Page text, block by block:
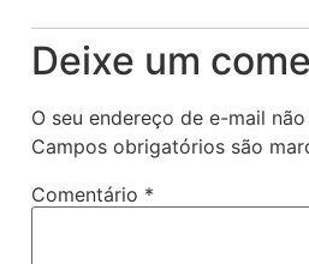
Deixe um
O seu endereço de e-mail
Campos obrigatórios são
Comentário *